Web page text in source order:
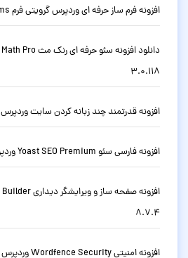
افزونه فرم ساز حرفه ای وردپرس گرویتی فرم Gravity Forms نسخه 3.0.0
3.0.118
افزونه قدرتمند چند زبانه کردن سایت وردپرس WPML نسخه 4.9.6
افزونه فارسی سئو Yoast SEO Premium وردپرس نسخه حرفه ای 28.1
8.7.4
افزونه امنیتی Wordfence Security وردپرس نسخه 8.1.4